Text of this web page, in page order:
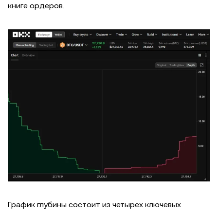
книге ордеров.
График глубины состоит из четырех ключевых